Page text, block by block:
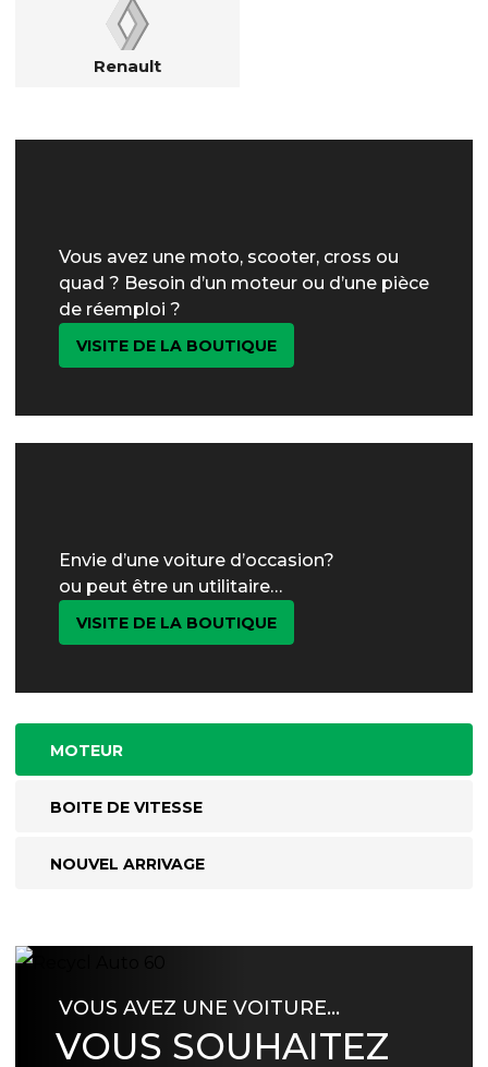
Renault
Vous avez une moto, scooter, cross ou
quad ? Besoin d’un moteur ou d’une pièce
de réemploi ?
VISITE DE LA BOUTIQUE
Envie d’une voiture d’occasion?
ou peut être un utilitaire…
VISITE DE LA BOUTIQUE
MOTEUR
BOITE DE VITESSE
NOUVEL ARRIVAGE
VOUS AVEZ UNE VOITURE…
VOUS SOUHAITEZ